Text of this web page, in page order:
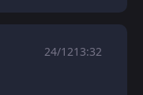
24/1213:32